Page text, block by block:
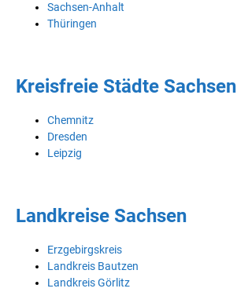
Sachsen-Anhalt
Thüringen
Kreisfreie Städte Sachsen
Chemnitz
Dresden
Leipzig
Landkreise Sachsen
Erzgebirgskreis
Landkreis Bautzen
Landkreis Görlitz